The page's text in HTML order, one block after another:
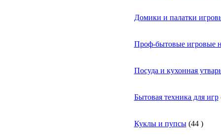
Домики и палатки
Проф-бытовые игровые
Посуда и кухонная
Бытовая техника для игр
Куклы и пупсы(44)